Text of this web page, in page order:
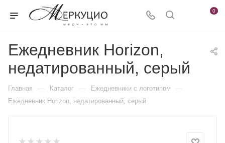
0
Ежедневник Horizon,
недатированный, серый
Главная — Каталог — Ежедневники c логотипом —
Ежедневник Horizon, недатированный, серый